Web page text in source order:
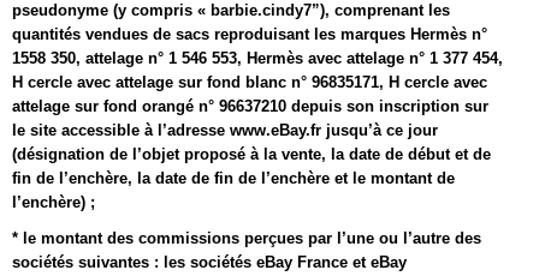
pseudonyme (y compris « barbie.cindy7”), comprenant les
quantités vendues de sacs reproduisant les marques Hermès n°
1558 350, attelage n° 1 546 553, Hermès avec attelage n° 1 377 454,
H cercle avec attelage sur fond blanc n° 96835171, H cercle avec
attelage sur fond orangé n° 96637210 depuis son inscription sur
le site accessible à l’adresse www.eBay.fr jusqu’à ce jour
(désignation de l’objet proposé à la vente, la date de début et de
fin de l’enchère, la date de fin de l’enchère et le montant de
l’enchère) ;
* le montant des commissions perçues par l’une ou l’autre des
sociétés suivantes : les sociétés eBay France et eBay